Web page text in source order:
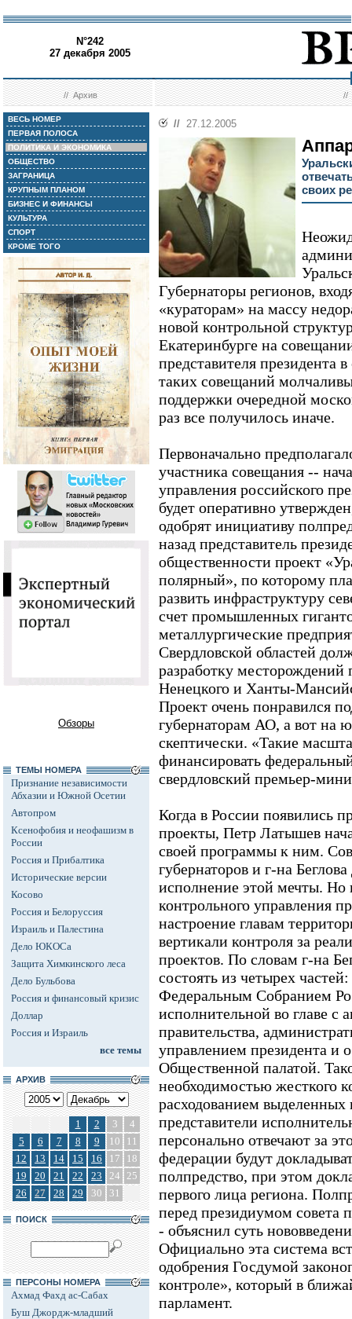
N°242
27 декабря 2005
//Архив //
ВЕСЬ НОМЕР
ПЕРВАЯ ПОЛОСА
ПОЛИТИКА И ЭКОНОМИКА
ОБЩЕСТВО
ЗАГРАНИЦА
КРУПНЫМ ПЛАНОМ
БИЗНЕС И ФИНАНСЫ
КУЛЬТУРА
СПОРТ
КРОМЕ ТОГО
Обзоры
ТЕМЫ НОМЕРА
Признание независимости
Абхазии и Южной Осетии
Автопром
Ксенофобия и неофашизм в
России
Россия и Прибалтика
Исторические версии
Косово
Россия и Белоруссия
Израиль и Палестина
Дело ЮКОСа
Защита Химкинского леса
Дело Бульбова
Россия и финансовый кризис
Доллар
Россия и Израиль
все темы
АРХИВ
1 2 3
4
5
6 7 8 9 10
11
12
13 14 15 16 17
18
19
20 21 22 23 24 25
26
27 28 29 30 31
ПОИСК
ПЕРСОНЫ НОМЕРА
Ахмад Фахд ас-Сабах
Буш Джордж-младший
// 27.12.2005
своих
Губернаторы регионов,
«кураторам» на массу
новой контрольной
Екатеринбурге на
представителя президента
таких совещаний
поддержки очередной
раз все получилось иначе.
Первоначально
участника совещания --
управления российского
будет оперативно
одобрят инициативу
назад представитель
общественности проект
полярный», по которому
развить инфраструктуру
счет промышленных
металлургические
Свердловской областей
разработку
Ненецкого и Ханты-
Проект очень понравился
губернаторам АО, а вот на
скептически. «Такие
финансировать
свердловский премьер-
Когда в России появились
проекты, Петр Латышев
своей программы к ним.
губернаторов и г-на
исполнение этой мечты. Но
контрольного управления
настроение главам
вертикали контроля за
проектов. По словам г-на
состоять из четырех
Федеральным Собранием
исполнительной во главе с
правительства,
управлением президента и
Общественной палатой.
необходимостью жесткого
расходованием выделенных
представители
персонально отвечают за
федерации будут
полпредство, при этом
первого лица региона.
перед президиумом совета
- объяснил суть
Официально эта система
одобрения Госдумой
контроле», который в
парламент.